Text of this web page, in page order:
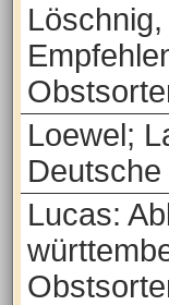
Loewel;
Lucas: